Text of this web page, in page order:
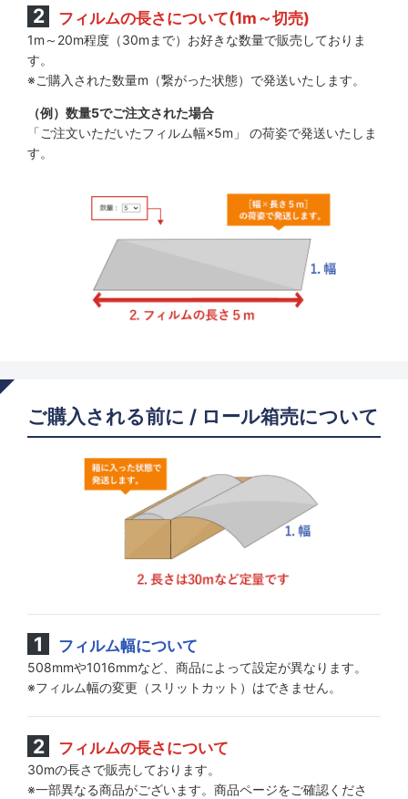
フィルムの長さについて(1m～切売)
1m～20m程度（30mまで）お好きな数量で販売しておりま
す。
※ご購入された数量m（繋がった状態）で発送いたします。
（例）数量5でご注文された場合
「ご注文いただいたフィルム幅×5m」 の荷姿で発送いたしま
す。
ご購入される前に / ロール箱売について
フィルム幅について
508mmや1016mmなど、商品によって設定が異なります。
※フィルム幅の変更（スリットカット）はできません。
フィルムの長さについて
30mの長さで販売しております。
※一部異なる商品がございます。商品ページをご確認くださ